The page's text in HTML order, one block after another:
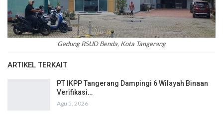
Gedung RSUD Benda, Kota Tangerang
ARTIKEL TERKAIT
PT IKPP Tangerang Dampingi 6 Wilayah Binaan
Verifikasi…
Agu 5, 2026